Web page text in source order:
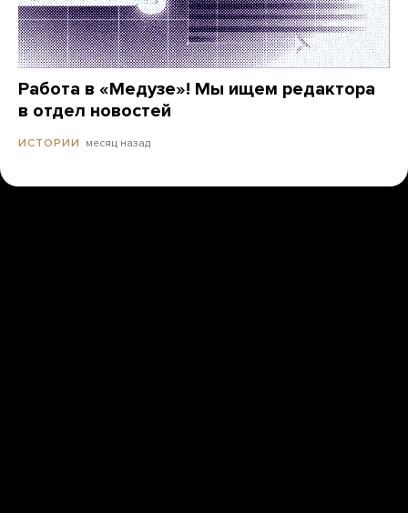
Работа в «Медузе»! Мы ищем редактора
в отдел новостей
ИСТОРИИ месяц назад